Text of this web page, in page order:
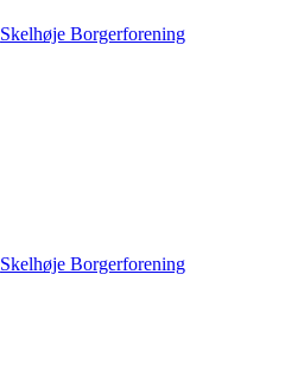
Skelhøje Borgerforening
Skelhøje Borgerforening